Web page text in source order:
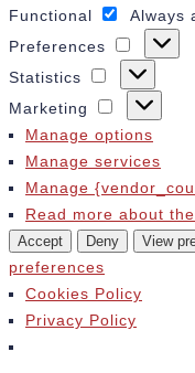
Functional
Always
Preferences
Statistics
Statistics
Marketing
Marketing
Manage options
Manage services
Manage
Read more about
Accept Deny View
preferences
Cookies Policy
Privacy Policy